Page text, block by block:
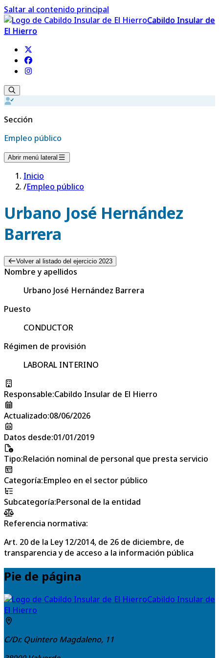
Saltar al contenido principal
Cabildo Insular de
El Hierro
Sección
Empleo público
Abrir menú lateral
Inicio
/Empleo público
Urbano José Hernández
Barrera
Volver al listado del ejercicio 2023
Nombre y apellidos
Urbano José Hernández Barrera
Puesto
CONDUCTOR
Régimen de provisión
LABORAL INTERINO
Responsable:Cabildo Insular de El Hierro
Actualizado:08/06/2026
Datos desde:01/01/2019
Tipo:Relación nominal de personal que presta servicio
Categoría:Empleo en el sector público
Subcategoría:Personal de la entidad
Referencia normativa:
Art. 20 de la Ley 12/2014, de 26 de diciembre, de
transparencia y de acceso a la información pública
Pie de página
Cabildo Insular de
El Hierro
C/Dr. Quintero Magdaleno, 11